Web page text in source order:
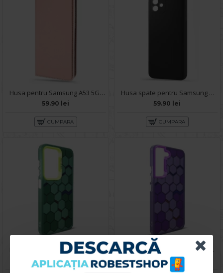
Husa pentru Samsung A53 5G - Carte X-Power Rose
59.90 lei
CUMPARA
Husa spate pentru Samsung A53 5G - Silicon Line Negru
59.90 lei
CUMPARA
Husa spate pentru Samsung Galaxy A53 5G- Bozo case Verde
59.90 lei
Husa spate pentru Samsung Galaxy A53 5G- Bozo case Mov
59.90 lei